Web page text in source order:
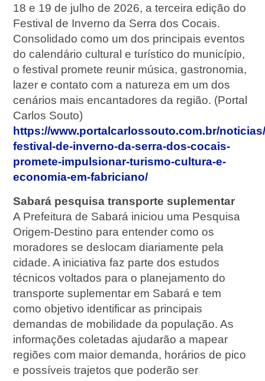
18 e 19 de julho de 2026, a terceira edição do
Festival de Inverno da Serra dos Cocais.
Consolidado como um dos principais eventos
do calendário cultural e turístico do município,
o festival promete reunir música, gastronomia,
lazer e contato com a natureza em um dos
cenários mais encantadores da região. (Portal
Carlos Souto)
https://www.portalcarlossouto.com.br/
festival-de-inverno-da-serra-dos-cocais-
promete-impulsionar-turismo-cultura-e-
economia-em-fabriciano/
Sabará pesquisa transporte suplementar
A Prefeitura de Sabará iniciou uma Pesquisa
Origem-Destino para entender como os
moradores se deslocam diariamente pela
cidade. A iniciativa faz parte dos estudos
técnicos voltados para o planejamento do
transporte suplementar em Sabará e tem
como objetivo identificar as principais
demandas de mobilidade da população. As
informações coletadas ajudarão a mapear
regiões com maior demanda, horários de pico
e possíveis trajetos que poderão ser